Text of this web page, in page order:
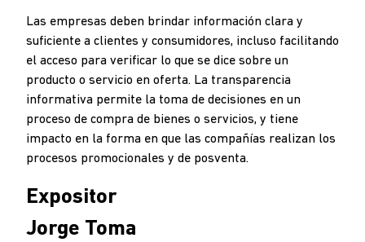
Las empresas deben brindar información clara y
suficiente a clientes y consumidores, incluso facilitando
el acceso para verificar lo que se dice sobre un
producto o servicio en oferta. La transparencia
informativa permite la toma de decisiones en un
proceso de compra de bienes o servicios, y tiene
impacto en la forma en que las compañías realizan los
procesos promocionales y de posventa.
Expositor
Jorge Toma